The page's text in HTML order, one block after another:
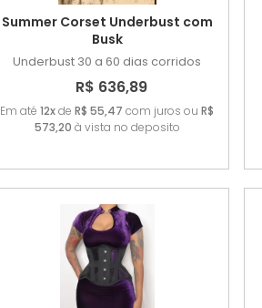
Summer Corset Underbust com
Busk
Underbust 30 a 60 dias corridos
R$ 636,89
Em até12xdeR$ 55,47 com juros ouR$
573,20 à vista no deposito